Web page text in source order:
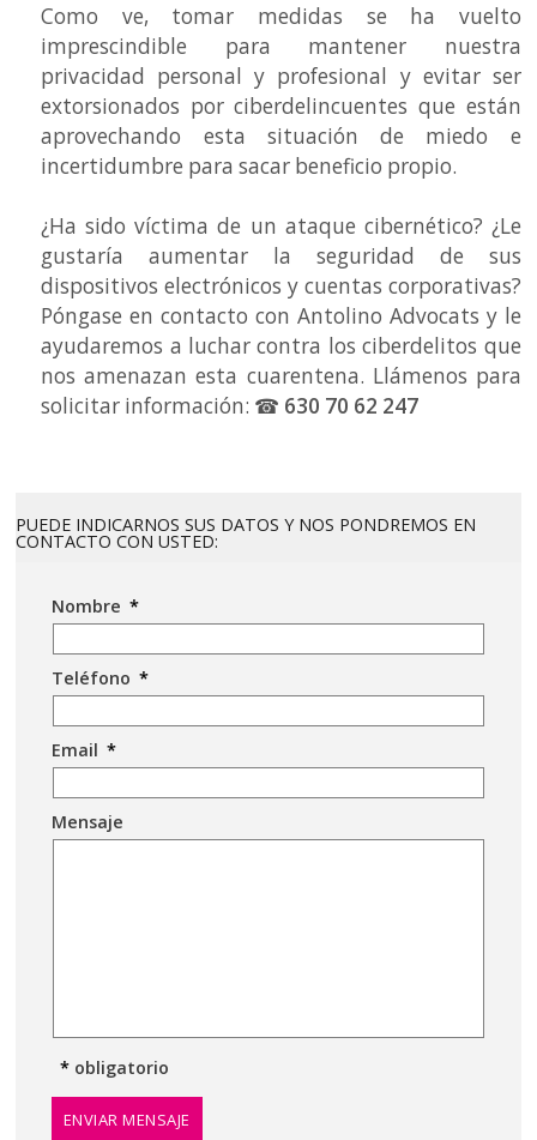
Como ve, tomar medidas se ha vuelto
imprescindible para mantener nuestra
privacidad personal y profesional y evitar ser
extorsionados por ciberdelincuentes que están
aprovechando esta situación de miedo e
incertidumbre para sacar beneficio propio.
¿Ha sido víctima de un ataque cibernético? ¿Le
gustaría aumentar la seguridad de sus
dispositivos electrónicos y cuentas corporativas?
Póngase en contacto con Antolino Advocats y le
ayudaremos a luchar contra los ciberdelitos que
nos amenazan esta cuarentena. Llámenos para
solicitar información: ☎ 630 70 62 247
PUEDE INDICARNOS SUS DATOS Y NOS PONDREMOS EN
CONTACTO CON USTED:
Nombre *
Teléfono *
Email *
Mensaje
* obligatorio
ENVIAR MENSAJE